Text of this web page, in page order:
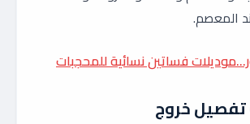
المعصم.
فساتين نسائية للمحجبات
خروج